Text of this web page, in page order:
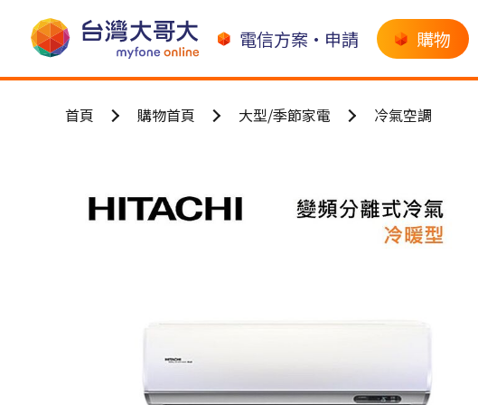
電信方案•申請 購物
首頁 購物首頁 大型/季節家電 冷氣空調